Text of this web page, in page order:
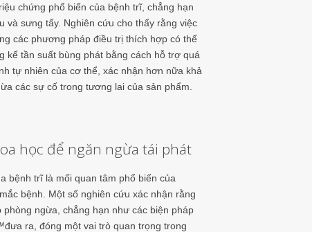
chứng phổ biến của bệnh trĩ, chẳng hạn
và sưng tấy. Nghiên cứu cho thấy rằng việc
các phương pháp điều trị thích hợp có thể
kể tần suất bùng phát bằng cách hỗ trợ quá
tự nhiên của cơ thể, xác nhận hơn nữa khả
các sự cố trong tương lai của sản phẩm.
học để ngăn ngừa tái phát
bệnh trĩ là mối quan tâm phổ biến của
bệnh. Một số nghiên cứu xác nhận rằng
phòng ngừa, chẳng hạn như các biện pháp
ra, đóng một vai trò quan trọng trong